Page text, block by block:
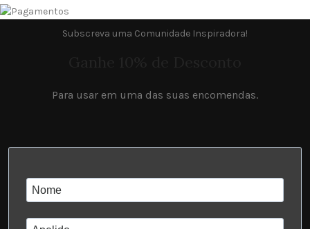
Subscreva uma Comunidade Inspiradora!
Para usar em uma das suas encomendas.